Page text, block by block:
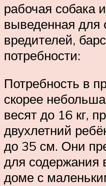
рабочая собака
выведенная для
вредителей,
потребности:
Потребность в
скорее
весят до 16 кг,
двухлетний
до 35 см. Они
для содержания
доме с